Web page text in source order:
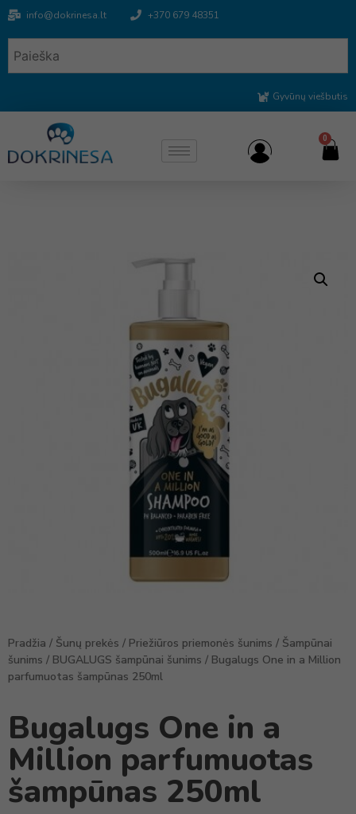
info@dokrinesa.lt +370 679 48351
Gyvūnų viešbutis
0
Pradžia / Šunų prekės / Priežiūros priemonės šunims / Šampūnai
šunims / BUGALUGS šampūnai šunims / Bugalugs One in a Million
parfumuotas šampūnas 250ml
Bugalugs One in a
Million parfumuotas
šampūnas 250ml